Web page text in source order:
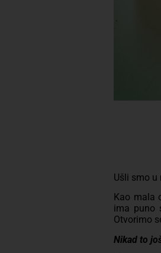
Ušli smo u
Kao mala
ima puno
Otvorimo
Nikad to